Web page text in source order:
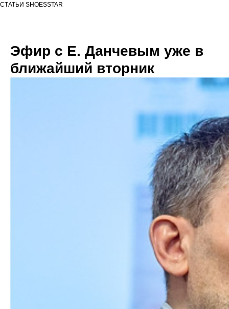
СТАТЬИ SHOESSTAR
Эфир с Е. Данчевым уже в
ближайший вторник